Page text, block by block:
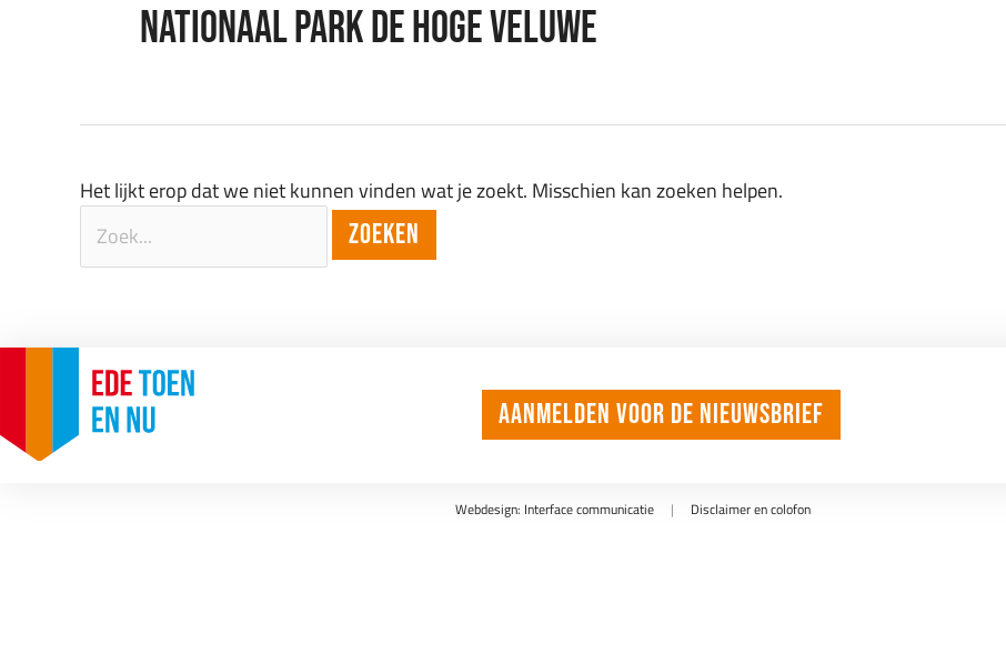
Nationaal Park De Hoge Veluwe
Het lijkt erop dat we niet kunnen vinden wat je zoekt. Misschien kan zoeken helpen.
Aanmelden voor de nieuwsbrief
Webdesign: Interface communicatie | Disclaimer en colofon